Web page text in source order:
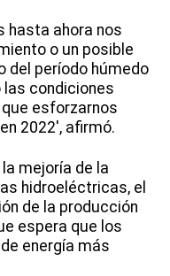
hasta ahora nos
o un posible
del período húmedo
condiciones
esforzarnos
2022', afirmó.
mejoría de la
hidroeléctricas, el
de la producción
espera que los
energía más